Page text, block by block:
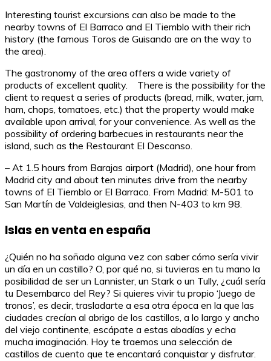
Interesting tourist excursions can also be made to the
nearby towns of El Barraco and El Tiemblo with their rich
history (the famous Toros de Guisando are on the way to
the area).
The gastronomy of the area offers a wide variety of
products of excellent quality. There is the possibility for the
client to request a series of products (bread, milk, water, jam,
ham, chops, tomatoes, etc.) that the property would make
available upon arrival, for your convenience. As well as the
possibility of ordering barbecues in restaurants near the
island, such as the Restaurant El Descanso.
– At 1.5 hours from Barajas airport (Madrid), one hour from
Madrid city and about ten minutes drive from the nearby
towns of El Tiemblo or El Barraco. From Madrid: M-501 to
San Martín de Valdeiglesias, and then N-403 to km 98.
Islas en venta en españa
¿Quién no ha soñado alguna vez con saber cómo sería vivir
un día en un castillo? O, por qué no, si tuvieras en tu mano la
posibilidad de ser un Lannister, un Stark o un Tully, ¿cuál sería
tu Desembarco del Rey? Si quieres vivir tu propio ‘Juego de
tronos’, es decir, trasladarte a esa otra época en la que las
ciudades crecían al abrigo de los castillos, a lo largo y ancho
del viejo continente, escápate a estas abadías y echa
mucha imaginación. Hoy te traemos una selección de
castillos de cuento que te encantará conquistar y disfrutar.